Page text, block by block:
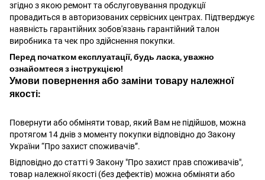
згідно з якою ремонт та обслуговування продукції
провадиться в авторизованих сервісних центрах. Підтверджує
наявність гарантійних зобов'язань гарантійний талон
виробника та чек про здійснення покупки.
Перед початком експлуатації, будь ласка, уважно
ознайомтеся з інструкцією!
Умови повернення або заміни товару належної
якості:
Повернути або обміняти товар, який Вам не підійшов, можна
протягом 14 днів з моменту покупки відповідно до Закону
України “Про захист споживачів”.
Відповідно до статті 9 Закону "Про захист прав споживачів",
товар належної якості (без дефектів) можна обміняти або